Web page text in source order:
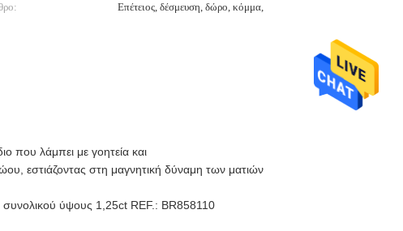
Επέτειος, δέσμευση, δώρο, κόμμα, γάμος
που λάμπει με γοητεία και
εστιάζοντας στη μαγνητική δύναμη των ματιών
συνολικού ύψους 1,25ct REF.: BR858110